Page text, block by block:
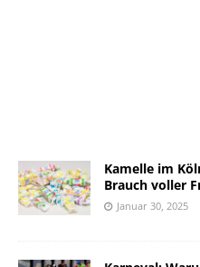
Kamelle im
Brauch voller
Januar 30, 2025